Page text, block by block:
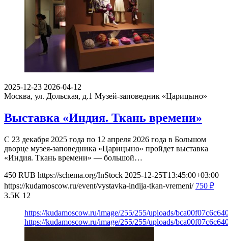
2025-12-23 2026-04-12
Москва, ул. Дольская, д.1 Музей-заповедник «Царицыно»
Выставка «Индия. Ткань времени»
С 23 декабря 2025 года по 12 апреля 2026 года в Большом
дворце музея-заповедника «Царицыно» пройдет выставка
«Индия. Ткань времени» — большой…
450 RUB https://schema.org/InStock 2025-12-25T13:45:00+03:00
https://kudamoscow.ru/event/vystavka-indija-tkan-vremeni/ 750 ₽
3.5K 12
https://kudamoscow.ru/image/255/255/uploads/
https://kudamoscow.ru/image/255/255/uploads/